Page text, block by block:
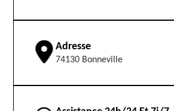
Adresse
74130 Bonneville